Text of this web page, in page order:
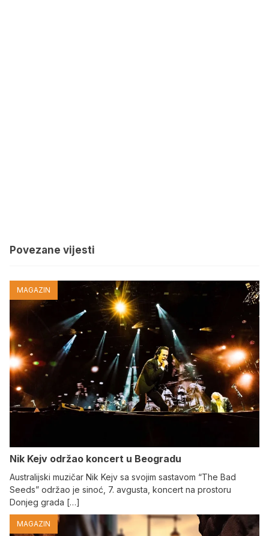
Povezane vijesti
MAGAZIN
Nik Kejv održao koncert u Beogradu
Australijski muzičar Nik Kejv sa svojim sastavom “The Bad
Seeds” održao je sinoć, 7. avgusta, koncert na prostoru
Donjeg grada […]
MAGAZIN